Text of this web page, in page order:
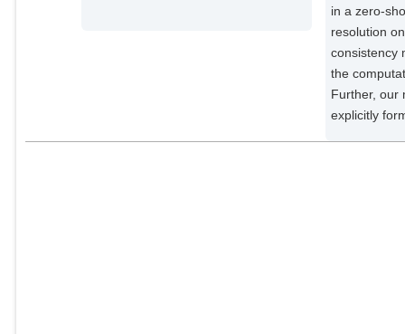
in a zero-
resolution
consistency
the
Further, our
explicitly